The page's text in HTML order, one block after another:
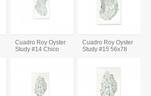
Cuadro Roy Oyster
Study #14 Chico
Cuadro Roy Oyster
Study #15 56x78